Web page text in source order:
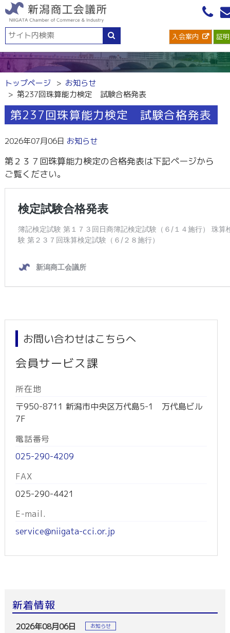
入会案内 証
トップページ
お知らせ
第237回珠算能力検定 試験合格発表
第237回珠算能力検定 試験合格発表
2026年07月06日 お知らせ
第２３７回珠算能力検定の合格発表は下記ページから
ご覧ください。
お問い合わせはこちらへ
会員サービス課
所在地
〒950-8711 新潟市中央区万代島5-1 万代島ビル
7F
電話番号
025-290-4209
FAX
025-290-4421
E-mail.
service@niigata-cci.or.jp
新着情報
2026年08月06日 お知らせ